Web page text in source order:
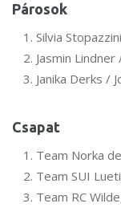
Párosok
Silvia
Jasmin
Janika Derks /
Csapat
Team Norka
Team SUI
Team RC